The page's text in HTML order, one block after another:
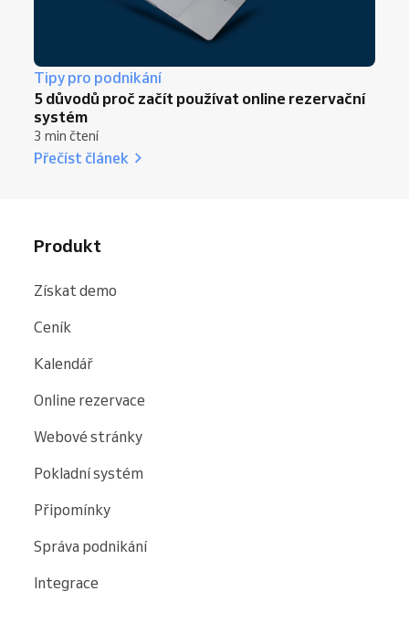
Tipy pro podnikání
5 důvodů proč začít používat online rezervační
systém
3 min čtení
Přečíst článek
Produkt
Získat demo
Ceník
Kalendář
Online rezervace
Webové stránky
Pokladní systém
Připomínky
Správa podnikání
Integrace